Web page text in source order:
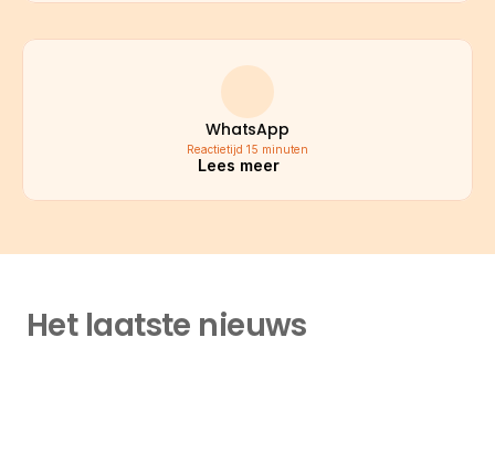
WhatsApp
Reactietijd 15 minuten
Lees meer
Het laatste nieuws